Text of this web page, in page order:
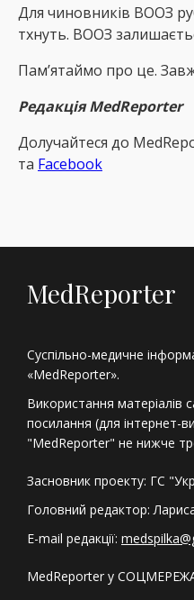
Для чиновників ВООЗ
тхнуть. ВООЗ
Памʼятаймо про це.
Редакція MedReporter
Долучайтеся до
та Facebook
MedReporter
Суспільно-медичне
«MedReporter».
Використання матеріалів
посилання (для інтернет-
"MedReporter" не нижче
Засновник проекту: ГС
Головний редактор:
E-mail редакції:
MedReporter у